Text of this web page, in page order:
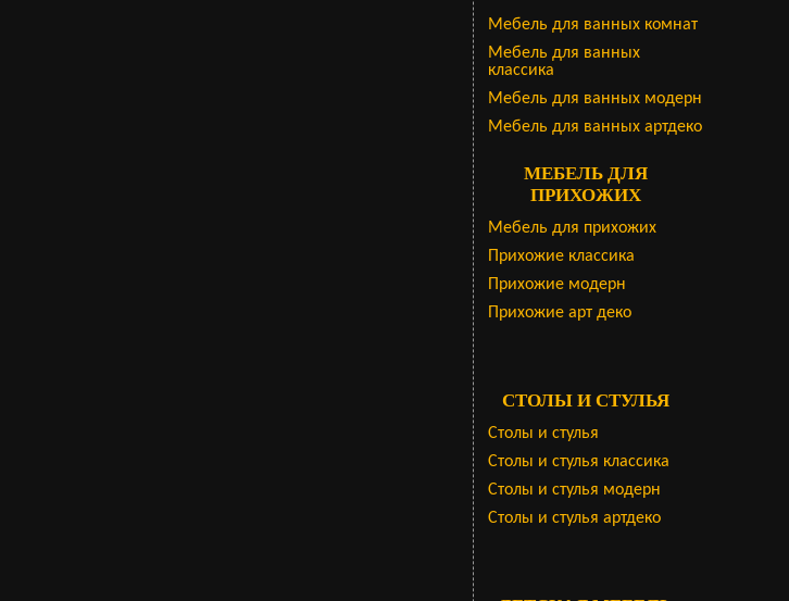
Мебель для ванных комнат
Мебель для ванных
классика
Мебель для ванных модерн
Мебель для ванных артдеко
МЕБЕЛЬ ДЛЯ
ПРИХОЖИХ
Мебель для прихожих
Прихожие классика
Прихожие модерн
Прихожие арт деко
СТОЛЫ И СТУЛЬЯ
Столы и стулья
Столы и стулья классика
Столы и стулья модерн
Столы и стулья артдеко